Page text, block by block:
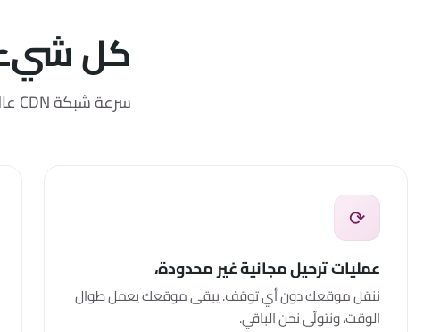
كل شيء
سرعة شبكة CDN عالمية، وعناية فريق يردّ فعلاً — مصمَّم للمواقع التي تخدم الويب العربي.
⟳
عمليات ترحيل مجانية غير محدودة،
ننقل موقعك دون أي توقف. يبقى موقعك يعمل طوال
الوقت، ونتولّى نحن الباقي.